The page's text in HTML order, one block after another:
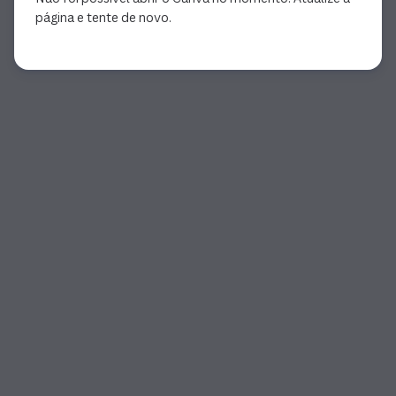
página e tente de novo.